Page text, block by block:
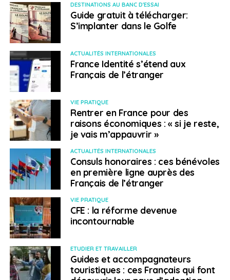
DESTINATIONS AU BANC D'ESSAI
Guide gratuit à télécharger:
S’implanter dans le Golfe
ACTUALITÉS INTERNATIONALES
France Identité s’étend aux
Français de l’étranger
VIE PRATIQUE
Rentrer en France pour des
raisons économiques : « si je reste,
je vais m’appauvrir »
ACTUALITÉS INTERNATIONALES
Consuls honoraires : ces bénévoles
en première ligne auprès des
Français de l’étranger
VIE PRATIQUE
CFE : la réforme devenue
incontournable
ETUDIER ET TRAVAILLER
Guides et accompagnateurs
touristiques : ces Français qui font